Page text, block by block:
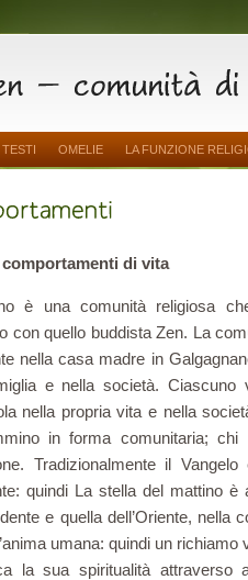
TESTI OMELIE LA FUNZIONE
di vita
è una comunità religiosa
con quello buddista Zen. La
nella casa madre in
e nella società. Ciascuno
nella propria vita e nella
in forma comunitaria; chi
Tradizionalmente il
quindi La stella del mattino è
e quella dell’Oriente,
umana: quindi un richiamo
la sua spiritualità attraverso